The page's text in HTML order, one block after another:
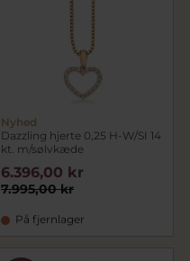
Nyhed
Dazzling hjerte 0,25 H-W/SI 14
kt. m/sølvkæde
7.995,00 kr
6.396,00 kr
På fjernlager